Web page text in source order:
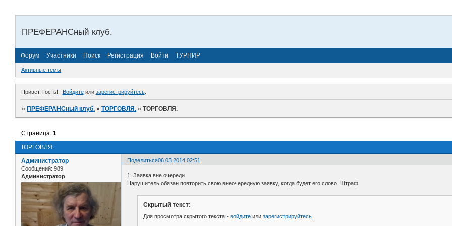
ПРЕФЕРАНСный клуб.
Форум Участники Поиск Регистрация Войти ТУРНИР
Активные темы
Привет, Гость! Войдитеили зарегистрируйтесь.
»ПРЕФЕРАНСный клуб. »ТОРГОВЛЯ. »ТОРГОВЛЯ.
ТОРГОВЛЯ.
Страница:1
Поделиться06.03.2014 02:51
Администратор
Сообщений: 989
Администратор
1. Заявка вне очереди.
Нарушитель обязан повторить свою внеочередную заявку, когда будет его слово. Штраф
Скрытый текст:
Для просмотра скрытого текста - войдитеили зарегистрируйтесь.